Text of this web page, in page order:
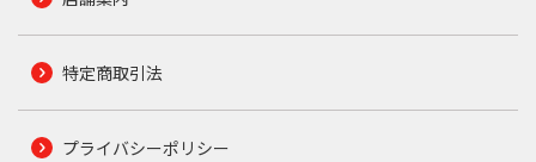
特定商取引法
プライバシーポリシー